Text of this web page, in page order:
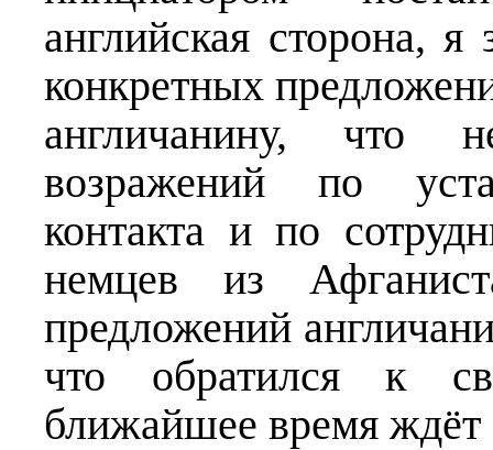
английская сторона,
конкретных
англичанину, что
возражений по
контакта и по
немцев из
предложений
что обратился к
ближайшее время ждёт